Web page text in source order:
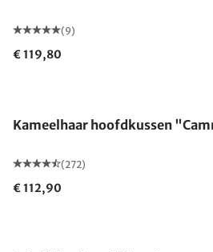
(9)
€ 119,80
Kameelhaar hoofdkussen
(272)
€ 112,90